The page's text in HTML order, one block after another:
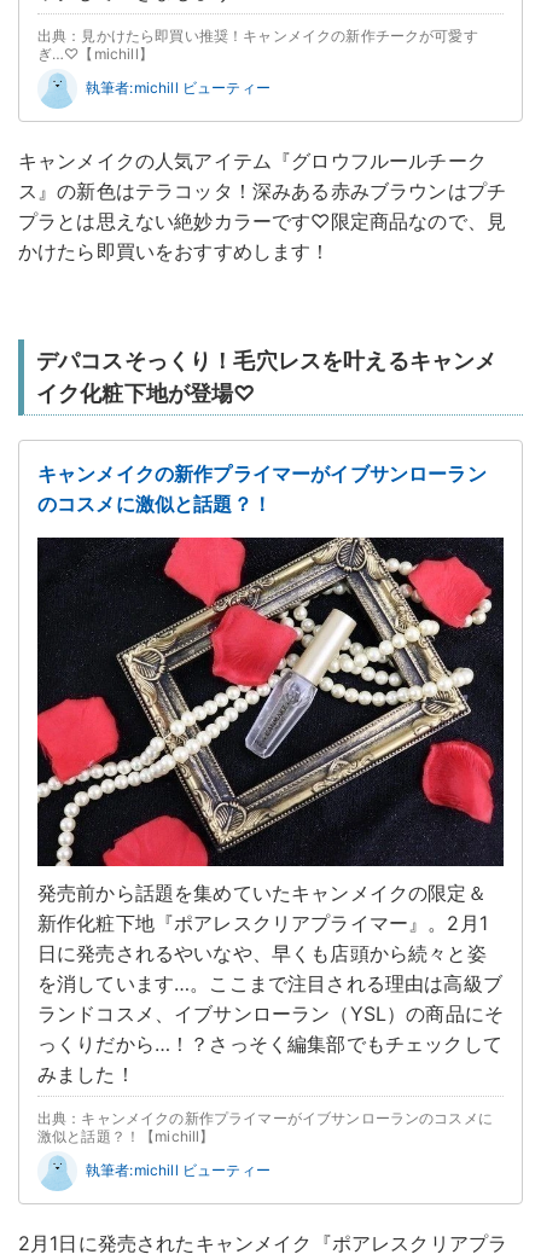
出典：見かけたら即買い推奨！キャンメイクの新作チークが可愛す
ぎ…♡【michill】
執筆者:michill ビューティー
キャンメイクの人気アイテム『グロウフルールチーク
ス』の新色はテラコッタ！深みある赤みブラウンはプチ
プラとは思えない絶妙カラーです♡限定商品なので、見
かけたら即買いをおすすめします！
デパコスそっくり！毛穴レスを叶えるキャンメ
イク化粧下地が登場♡
キャンメイクの新作プライマーがイブサンローラン
のコスメに激似と話題？！
発売前から話題を集めていたキャンメイクの限定＆
新作化粧下地『ポアレスクリアプライマー』。2月1
日に発売されるやいなや、早くも店頭から続々と姿
を消しています…。ここまで注目される理由は高級ブ
ランドコスメ、イブサンローラン（YSL）の商品にそ
っくりだから…！？さっそく編集部でもチェックして
みました！
出典：キャンメイクの新作プライマーがイブサンローランのコスメに
激似と話題？！【michill】
執筆者:michill ビューティー
2月1日に発売されたキャンメイク『ポアレスクリアプラ